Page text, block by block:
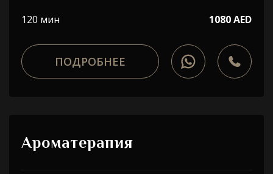
120 мин
1080 AED
ПОДРОБНЕЕ
Ароматерапия